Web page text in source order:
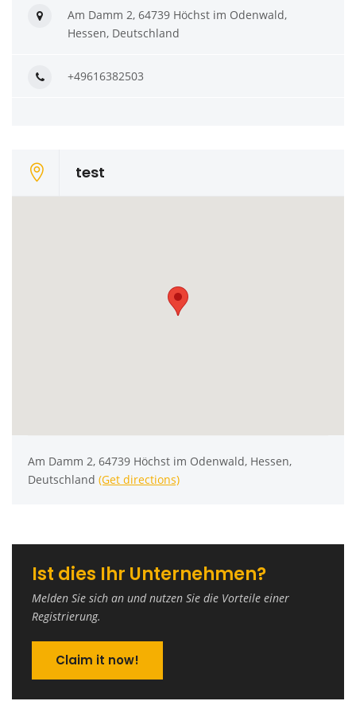
Am Damm 2, 64739 Höchst im Odenwald,
Hessen, Deutschland
+49616382503
test
Am Damm 2, 64739 Höchst im Odenwald, Hessen,
Deutschland (Get directions)
Ist dies Ihr Unternehmen?
Melden Sie sich an und nutzen Sie die Vorteile einer
Registrierung.
Claim it now!